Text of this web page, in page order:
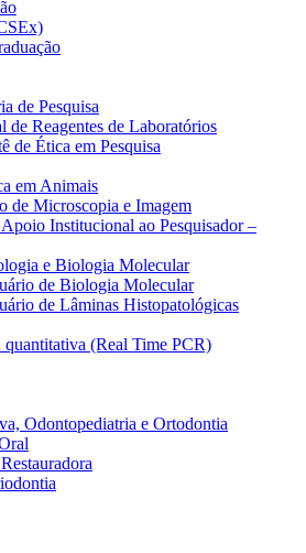
de Pesquisa
de Reagentes de Laboratórios
de Ética em Pesquisa
em Animais
de Microscopia e Imagem
Institucional ao Pesquisador –
e Biologia Molecular
de Biologia Molecular
de Lâminas Histopatológicas
(Real Time PCR)
Odontopediatria e Ortodontia